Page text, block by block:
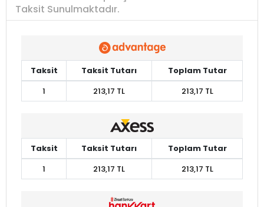
Taksit Sunulmaktadır.
Taksit Taksit Tutarı
Toplam Tutar
1
213,17 TL 213,17 TL
Taksit Taksit Tutarı
Toplam Tutar
1
213,17 TL 213,17 TL